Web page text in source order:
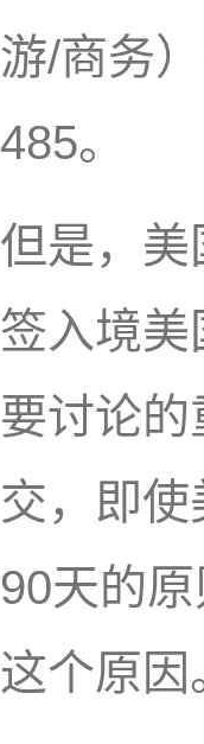
游/商务
485。
但是，
签入境
要讨论
交，即
90天的
这个原因